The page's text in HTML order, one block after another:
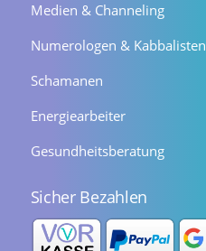
Medien & Channeling
Numerologen & Kabbalisten
Schamanen
Energiearbeiter
Gesundheitsberatung
Sicher Bezahlen